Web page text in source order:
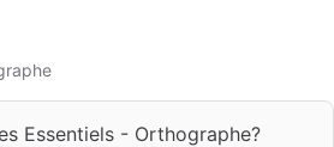
Essentiels - Orthographe?